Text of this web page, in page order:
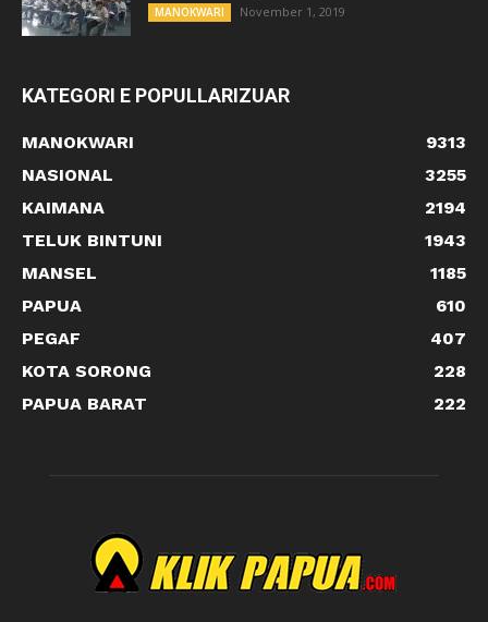
MANOKWARI November 1, 2019
KATEGORI E POPULLARIZUAR
MANOKWARI
9313
NASIONAL
3255
KAIMANA
2194
TELUK BINTUNI
1943
MANSEL
1185
PAPUA
610
PEGAF
407
KOTA SORONG
228
PAPUA BARAT
222